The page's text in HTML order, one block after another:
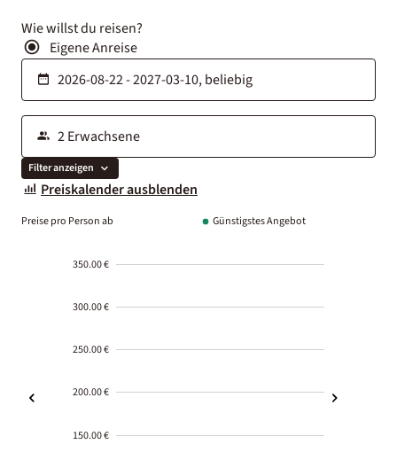
Wie willst du reisen?
Eigene Anreise
Filter anzeigen
Preiskalender ausblenden
Preise pro Person ab Günstigstes Angebot
350.00 €
300.00 €
250.00 €
200.00 €
150.00 €